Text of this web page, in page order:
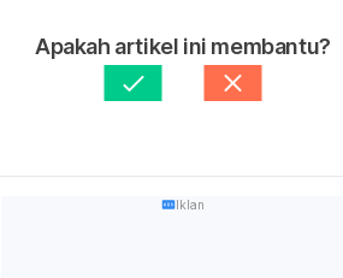
Apakah artikel ini membantu?
Iklan